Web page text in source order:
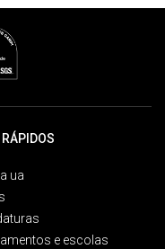
ua
e escolas